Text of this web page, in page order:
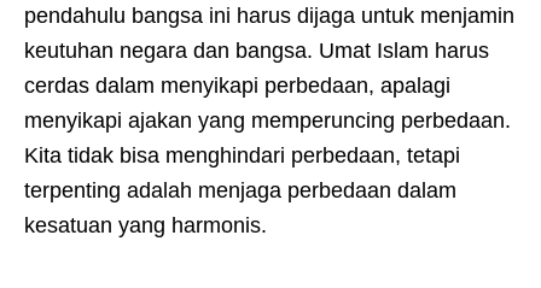
pendahulu bangsa ini harus dijaga untuk menjamin
keutuhan negara dan bangsa. Umat Islam harus
cerdas dalam menyikapi perbedaan, apalagi
menyikapi ajakan yang memperuncing perbedaan.
Kita tidak bisa menghindari perbedaan, tetapi
terpenting adalah menjaga perbedaan dalam
kesatuan yang harmonis.